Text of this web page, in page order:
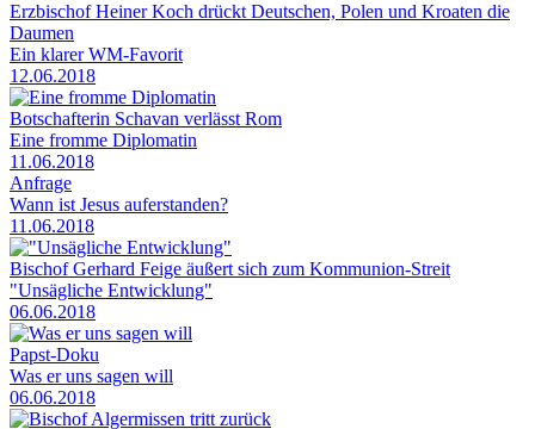
Erzbischof Heiner Koch drückt Deutschen, Polen und Kroaten die
Daumen
Ein klarer WM-Favorit
12.06.2018
Botschafterin Schavan verlässt Rom
Eine fromme Diplomatin
11.06.2018
Anfrage
Wann ist Jesus auferstanden?
11.06.2018
Bischof Gerhard Feige äußert sich zum Kommunion-Streit
"Unsägliche Entwicklung"
06.06.2018
Papst-Doku
Was er uns sagen will
06.06.2018